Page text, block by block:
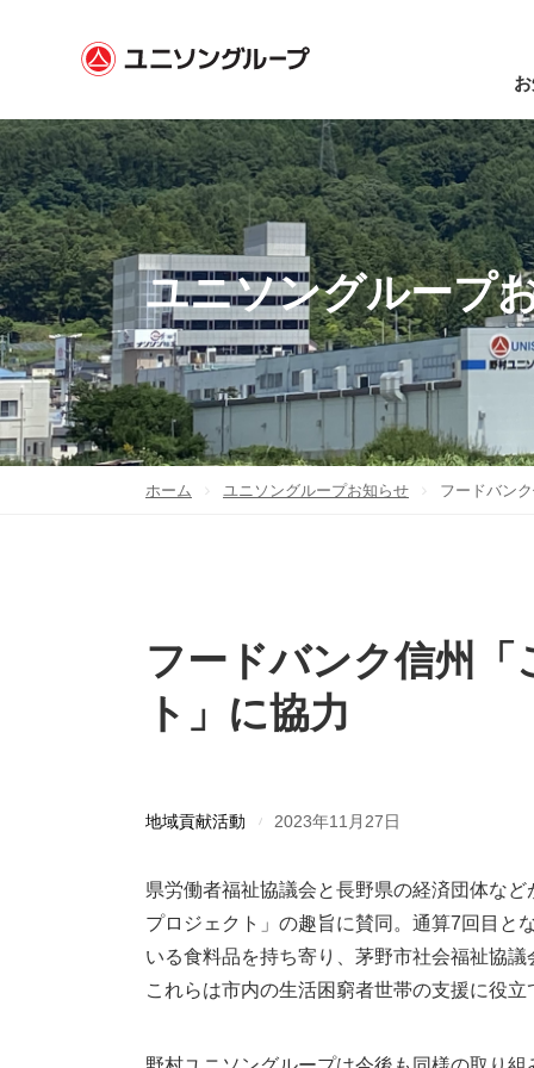
ユニソングループ
ホーム ユニソングループお知らせ フードバン
フードバンク信州
ト」に協力
地域貢献活動 2023年11月27日
県労働者福祉協議会と長野県の経済団体な
プロジェクト」の趣旨に賛同。通算7回目と
いる食料品を持ち寄り、茅野市社会福祉協
これらは市内の生活困窮者世帯の支援に役立